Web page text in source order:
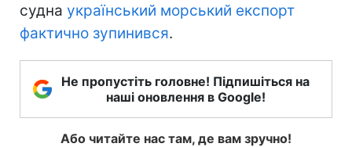
судна український морський експорт
фактично зупинився.
Не пропустіть головне! Підпишіться на
наші оновлення в Google!
Або читайте нас там, де вам зручно!